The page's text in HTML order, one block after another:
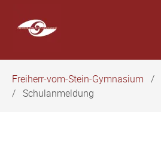
überspringen
Freiherr-vom-Stein-Gymnasium
Schulanmeldung